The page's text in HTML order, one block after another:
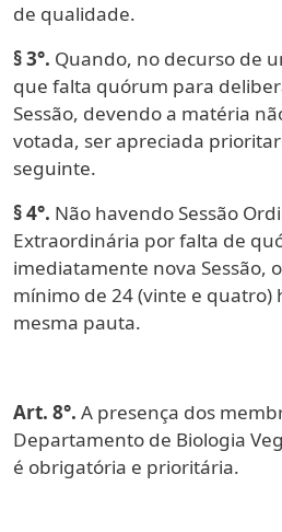
de qualidade.
§ 3°. Quando, no decurso de
que falta quórum para
Sessão, devendo a matéria
votada, ser apreciada
seguinte.
§ 4°. Não havendo Sessão
Extraordinária por falta de
imediatamente nova Sessão,
mínimo de 24 (vinte e quatro)
mesma pauta.
Art. 8°. A presença dos
Departamento de Biologia
é obrigatória e prioritária.